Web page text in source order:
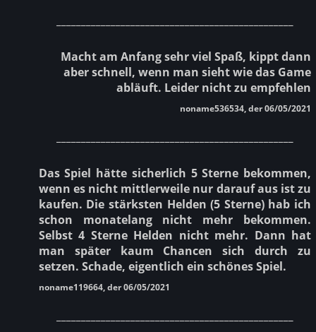
Macht am Anfang sehr viel Spaß, kippt dann
aber schnell, wenn man sieht wie das Game
abläuft. Leider nicht zu empfehlen
noname536534, der 06/05/2021
Das Spiel hätte sicherlich 5 Sterne bekommen,
wenn es nicht mittlerweile nur darauf aus ist zu
kaufen. Die stärksten Helden (5 Sterne) hab ich
schon monatelang nicht mehr bekommen.
Selbst 4 Sterne Helden nicht mehr. Dann hat
man später kaum Chancen sich durch zu
setzen. Schade, eigentlich ein schönes Spiel.
noname119664, der 06/05/2021